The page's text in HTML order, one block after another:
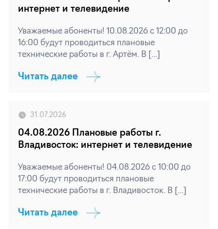
интернет и телевидение
Уважаемые абоненты! 10.08.2026 с 12:00 до
16:00 будут проводиться плановые
технические работы в г. Артём. В […]
Читать далее
31.07.2026
04.08.2026 Плановые работы г.
Владивосток: интернет и телевидение
Уважаемые абоненты! 04.08.2026 с 10:00 до
17:00 будут проводиться плановые
технические работы в г. Владивосток. В […]
Читать далее